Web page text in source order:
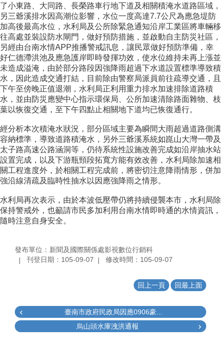
了小東路、大同路、長榮路車行地下道及相關積淹水道路區域，
另三爺溪排水因高潮位影響，水位一度高達7.7公尺為應急堤防
加高後最高水位，水利局及公所除緊急通知沿岸工業區將車輛移
往高處並裝設防水閘門，做好預防措施，並啟動自主防災社區，
另經由台南水情APP推播警戒訊息，讓民眾做好預防準備，幸
好仁德滯洪池及應急護岸即時發揮功效，使水位維持未再上漲並
未造成溢淹，由於部分路段因強降雨超過下水道設置標準導致積
水，因此造成交通打結，目前除由警察局派員前往疏導交通，且
下午至傍晚正值退潮，水利局正利用重力排水加速排除道路積
水，並由防災應變中心指示環保局、公所加速清除路面雜物、枝
葉以恢復交通，至下午四點止相關地下道均已恢復通行。
經分析本次積淹水狀況，部分區域主要為瞬間大雨超過道路側溝
容納標準，導致道路積淹水，另外三爺溪系統如崑山大灣一帶及
太子路高速公路涵洞等，仍待系統性設施改善完成如沿岸抽水站
設置完成，以及下游瓶頸段拓寬方能有效改善，水利局除加速相
關工程進度外，於相關工程完成前，將密切注意降雨情形，併加
強沿線清疏及臨時性抽水以因應強降雨之情形。
水利局再次表示，由於本波低壓帶仍將持續侵襲本市，水利局除
保持警戒外，也籲請市民多加利用台南水情即時通的水情資訊，
隨時注意自身安全。
發布單位：新聞及國際關係處影視數位行銷科
刊登日期：105-09-07
修改時間：105-09-07
回上一頁 回最上面
臺南市政府民政局因應0906豪...
烏山頭水庫洩洪通報